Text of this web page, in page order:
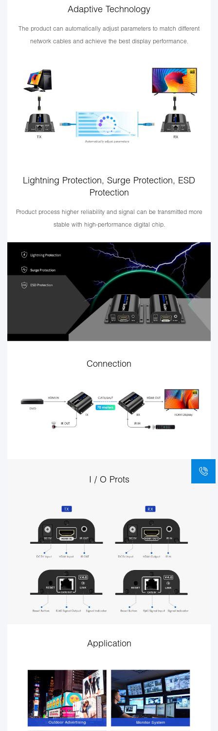
Adaptive Technology
The product can automatically adjust parameters to match different
network cables and achieve the best display performance.
Lightning Protection, Surge Protection, ESD
Protection
Product process higher reliability and signal can be transmitted more
stable with high-performance digital chip.
Connection
I / O Prots
Application